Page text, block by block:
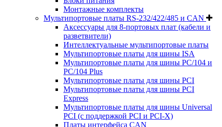
Монтажные комплекты
Мультипортовые платы RS-232/422/485 и CAN
Аксессуары для 8-портовых плат (кабели и
разветвители)
Интеллектуальные мультипортовые платы
Мультипортовые платы для шины ISA
Мультипортовые платы для шины PC/104 и
PC/104 Plus
Мультипортовые платы для шины PCI
Мультипортовые платы для шины PCI
Express
Мультипортовые платы для шины Universal
PCI (с поддержкой PCI и PCI-X)
Платы интерфейса CAN